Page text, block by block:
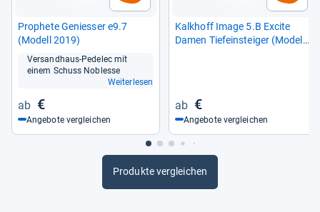
Pro­phete Genies­ser e9.7
(Modell 2019)
Ver­sand­haus-​Pede­lec mit
einem Schuss Noblesse
Weiterlesen
€
Angebote vergleichen
Kalk­hoff Image 5.B Excite
Damen Tiefein­stei­ger (Modell
€
Angebote vergleichen
Produkte vergleichen